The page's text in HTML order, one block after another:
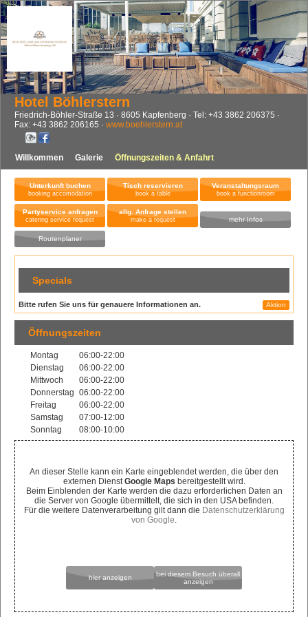
Hotel Böhlerstern
Friedrich-Böhler-Straße 13 8605 Kapfenberg Tel: +43 3862 206375
Fax: +43 3862 206165 www.boehlerstern.at
Willkommen Galerie Öffnungszeiten & Anfahrt
Unterkunft buchen
booking accomodation
Tisch reservieren
book a table
Veranstaltungsraum
book a functionroom
Partyservice anfragen
catering service request
allg. Anfrage stellen
make a request mehr Infos
Routenplaner
Specials
Aktion
Bitte rufen Sie uns für genauere Informationen an.
Öffnungszeiten
Montag
06:00-22:00
Dienstag
06:00-22:00
Mittwoch
06:00-22:00
Donnerstag 06:00-22:00
Freitag
06:00-22:00
Samstag
07:00-12:00
Sonntag
08:00-10:00
An dieser Stelle kann ein Karte eingeblendet werden, die über den
externen Dienst Google Maps bereitgestellt wird.
Beim Einblenden der Karte werden die dazu erforderlichen Daten an
die Server von Google übermittelt, die sich in den USA befinden.
Für die weitere Datenverarbeitung gilt dann die Datenschutzerklärung
von Google
hier anzeigen
bei diesem Besuch überall
anzeigen